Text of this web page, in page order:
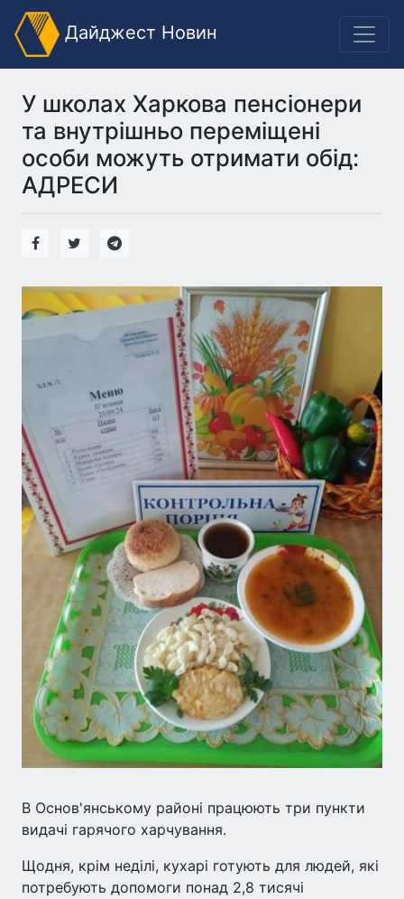
Дайджест Новин
У школах Харкова пенсіонери
та внутрішньо переміщені
особи можуть отримати обід:
АДРЕСИ
В Основ'янському районі працюють три пункти
видачі гарячого харчування.
Щодня, крім неділі, кухарі готують для людей, які
потребують допомоги понад 2,8 тисячі